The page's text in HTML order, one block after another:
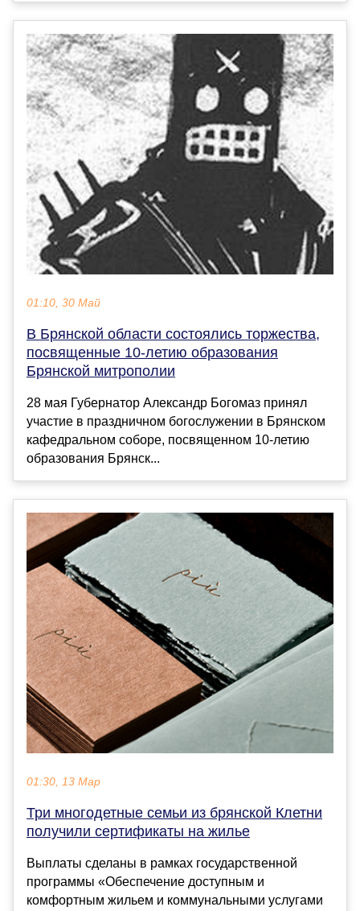
01:10, 30 Май
В Брянской области состоялись торжества,
посвященные 10-летию образования
Брянской митрополии
28 мая Губернатор Александр Богомаз принял
участие в праздничном богослужении в Брянском
кафедральном соборе, посвященном 10-летию
образования Брянск...
01:30, 13 Мар
Три многодетные семьи из брянской Клетни
получили сертификаты на жилье
Выплаты сделаны в рамках государственной
программы «Обеспечение доступным и
комфортным жильем и коммунальными услугами